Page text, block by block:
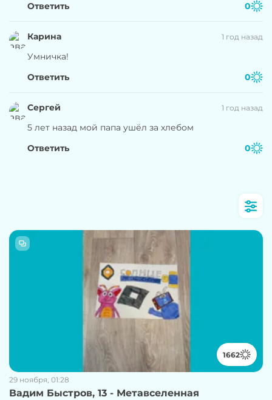
Ответить
0
Карина 1 год назад
Умничка!
Ответить
0
Сергей 1 год назад
5 лет назад мой папа ушёл за хлебом
Ответить
0
1662
29 ноября, 01:28
Вадим Быстров, 13 - Метавселенная